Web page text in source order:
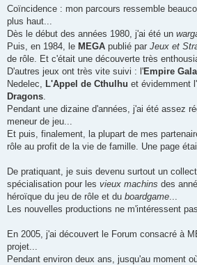
s
a
g
Coïncidence : mon parcours ressemble
plus haut...
Dès le début des années 1980, j'ai été un
Puis, en 1984, le MEGA publié par Jeux et
de rôle. Et c'était une découverte très
D'autres jeux ont très vite suivi : l'Empire
Nedelec, L'Appel de Cthulhu et évidemment
Dragons
Pendant une dizaine d'années, j'ai été assez
meneur de jeu...
Et puis, finalement, la plupart de mes
rôle au profit de la vie de famille. Une page
De pratiquant, je suis devenu surtout un
spécialisation pour les vieux machins des
héroïque du jeu de rôle et du boardgame
Les nouvelles productions ne m'intéressent
En 2005, j'ai découvert le Forum consacré à
projet...
Pendant environ deux ans, jusqu'au moment